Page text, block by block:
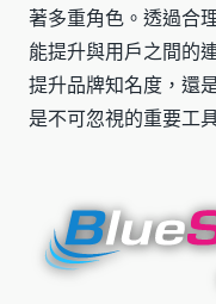
著多重角色。透過合
能提升與用戶之間的
提升品牌知名度，還
是不可忽視的重要工